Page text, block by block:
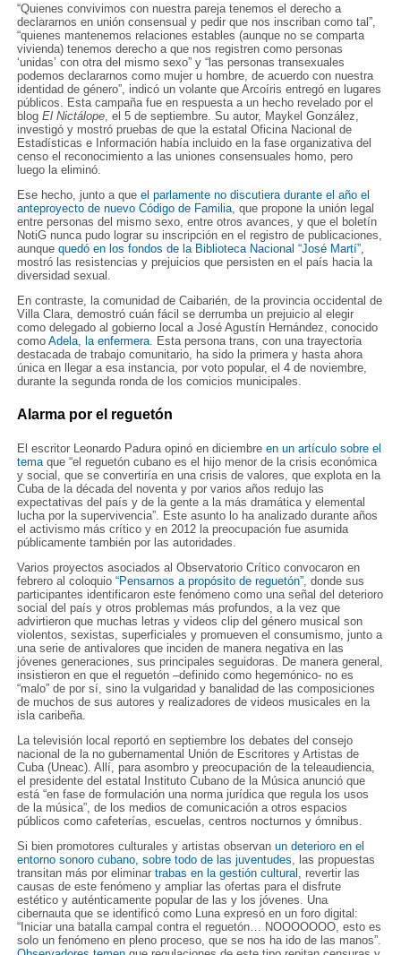
“Quienes convivimos con nuestra pareja tenemos el derecho a
declararnos en unión consensual y pedir que nos inscriban como tal”,
“quienes mantenemos relaciones estables (aunque no se comparta
vivienda) tenemos derecho a que nos registren como personas
‘unidas’ con otra del mismo sexo” y “las personas transexuales
podemos declararnos como mujer u hombre, de acuerdo con nuestra
identidad de género”, indicó un volante que Arcoíris entregó en lugares
públicos. Esta campaña fue en respuesta a un hecho revelado por el
blogEl Nictálope , el 5 de septiembre. Su autor, Maykel González,
investigó y mostró pruebas de que la estatal Oficina Nacional de
Estadísticas e Información había incluido en la fase organizativa del
censo el reconocimiento a las uniones consensuales homo, pero
luego la eliminó.
Ese hecho, junto a queel parlamente no discutiera durante el año el
anteproyecto de nuevo Código de Familia , que propone la unión legal
entre personas del mismo sexo, entre otros avances, y que el boletín
NotiG nunca pudo lograr su inscripción en el registro de publicaciones,
aunquequedó en los fondos de la Biblioteca Nacional “José Martí”
mostró las resistencias y prejuicios que persisten en el país hacia la
diversidad sexual.
En contraste, la comunidad de Caibarién, de la provincia occidental de
Villa Clara, demostró cuán fácil se derrumba un prejuicio al elegir
como delegado al gobierno local a José Agustín Hernández, conocido
comoAdela, la enfermera . Esta persona trans, con una trayectoria
destacada de trabajo comunitario, ha sido la primera y hasta ahora
única en llegar a esa instancia, por voto popular, el 4 de noviembre,
durante la segunda ronda de los comicios municipales.
Alarma por el reguetón
El escritor Leonardo Padura opinó en diciembreen un artículo sobre el
temaque “el reguetón cubano es el hijo menor de la crisis económica
y social, que se convertiría en una crisis de valores, que explota en la
Cuba de la década del noventa y por varios años redujo las
expectativas del país y de la gente a la más dramática y elemental
lucha por la supervivencia”. Este asunto lo ha analizado durante años
el activismo más crítico y en 2012 la preocupación fue asumida
públicamente también por las autoridades.
Varios proyectos asociados al Observatorio Crítico convocaron en
febrero al coloquio“Pensarnos a propósito de reguetón”, donde sus
participantes identificaron este fenómeno como una señal del deterioro
social del país y otros problemas más profundos, a la vez que
advirtieron que muchas letras y videos clip del género musical son
violentos, sexistas, superficiales y promueven el consumismo, junto a
una serie de antivalores que inciden de manera negativa en las
jóvenes generaciones, sus principales seguidoras. De manera general,
insistieron en que el reguetón –definido como hegemónico- no es
“malo” de por sí, sino la vulgaridad y banalidad de las composiciones
de muchos de sus autores y realizadores de videos musicales en la
isla caribeña.
La televisión local reportó en septiembre los debates del consejo
nacional de la no gubernamental Unión de Escritores y Artistas de
Cuba (Uneac). Allí, para asombro y preocupación de la teleaudiencia,
el presidente del estatal Instituto Cubano de la Música anunció que
está “en fase de formulación una norma jurídica que regula los usos
de la música”, de los medios de comunicación a otros espacios
públicos como cafeterías, escuelas, centros nocturnos y ómnibus.
Si bien promotores culturales y artistas observanun deterioro en el
entorno sonoro cubano, sobre todo de las juventudes, las propuestas
transitan más por eliminartrabas en la gestión cultural , revertir las
causas de este fenómeno y ampliar las ofertas para el disfrute
estético y auténticamente popular de las y los jóvenes. Una
cibernauta que se identificó como Luna expresó en un foro digital:
“Iniciar una batalla campal contra el reguetón… NOOOOOOO, esto es
solo un fenómeno en pleno proceso, que se nos ha ido de las manos”.